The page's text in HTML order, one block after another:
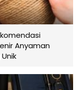
Anyaman